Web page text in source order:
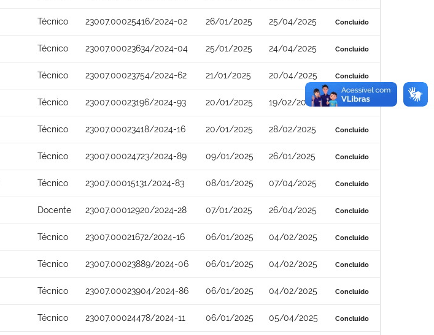
Técnico 23007.00025416/2024-02 26/01/2025 25/04/2025 Concluído
Técnico 23007.00023634/2024-04 25/01/2025 24/04/2025 Concluído
Técnico 23007.00023754/2024-62 21/01/2025 20/04/2025 Concluído
Técnico 23007.00023196/2024-93 20/01/2025 19/02/2025 Concluído
Técnico 23007.00023418/2024-16 20/01/2025 28/02/2025 Concluído
Técnico 23007.00024723/2024-89 09/01/2025 26/01/2025 Concluído
Técnico 23007.00015131/2024-83 08/01/2025 07/04/2025 Concluído
Docente 23007.00012920/2024-28 07/01/2025 26/04/2025 Concluído
Técnico 23007.00021672/2024-16 06/01/2025 04/02/2025 Concluído
Técnico 23007.00023889/2024-06 06/01/2025 04/02/2025 Concluído
Técnico 23007.00023904/2024-86 06/01/2025 04/02/2025 Concluído
Técnico 23007.00024478/2024-11 06/01/2025 05/04/2025 Concluído